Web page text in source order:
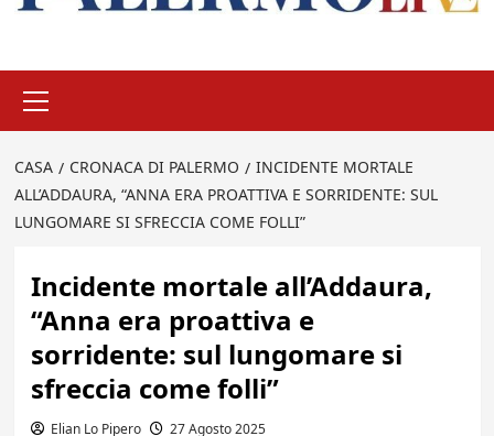
principale
CASA CRONACA DI PALERMO
INCIDENTE MORTALE
ALL’ADDAURA, “ANNA ERA PROATTIVA E SORRIDENTE: SUL
LUNGOMARE SI SFRECCIA COME FOLLI”
Incidente mortale all’Addaura,
“Anna era proattiva e
sorridente: sul lungomare si
sfreccia come folli”
Elian Lo Pipero 27 Agosto 2025